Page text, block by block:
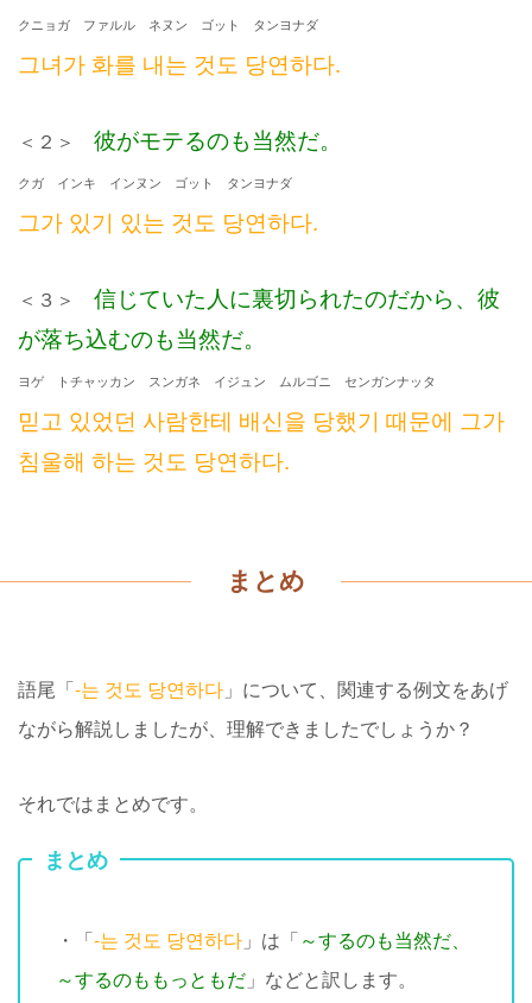
クニョガ ファルル ネヌン ゴット タンヨナダ
그녀가 화를 내는 것도 당연하다.
＜２＞ 彼がモテるのも当然だ。
クガ インキ インヌン ゴット タンヨナダ
그가 있기 있는 것도 당연하다.
＜３＞ 信じていた人に裏切られたのだから、彼
が落ち込むのも当然だ。
ヨゲ トチャッカン スンガネ イジュン ムルゴニ センガンナッタ
믿고 있었던 사람한테 배신을 당했기 때문에 그가
침울해 하는 것도 당연하다.
まとめ
語尾「-는 것도 당연하다 」について、 関連する例文をあげ
ながら解説しましたが、理解できましたでしょうか？
それではまとめです。
まとめ
・「-는 것도 당연하다 」は「～するのも当然だ、
～するのももっともだ 」などと訳します。